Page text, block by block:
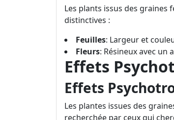
Les plants issus des
distinctives :
Feuilles: Largeur et
Fleurs: Résineux avec un
Effets
Effets
Les plantes issues des
recherchée par ceux qui